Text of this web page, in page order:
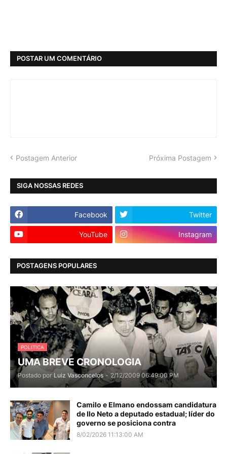
POSTAR UM COMENTÁRIO
Postagem Anterior Próxima Postagem
SIGA NOSSAS REDES
Facebook Twitter
YouTube Instagram
POSTAGENS POPULARES
POLITICA
UMA BREVE CRONOLOGIA
Postado por Luiz Vasconcelos - 2/12/2009 06:49:00 PM
Camilo e Elmano endossam candidatura
de Ilo Neto a deputado estadual; líder do
governo se posiciona contra
8/02/2026 11:13:00 AM